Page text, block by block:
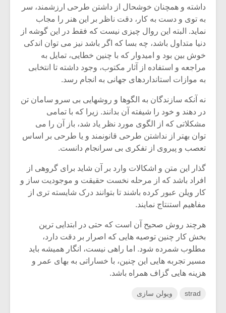
داشته و همچنان خوشحال از داشتن طرحی ارزشمند، سر
به توی و دست به کار، دقت ناظر بر این هنر را مجاب
نماید. البته این روال چیزی نیست که فقط در این گوشه از
دنیا متداول باشد، چه بسا که اگر باشد نیز می توان اندکی
خوش بین بود و امیدوار که با چنین خطایی، تمایل به
مراجعه و استفاده از آثار مکتوب، وجود داشته تا انتخابی
به موازات استانداردهای جهانی به انجام رسد.
نه آنکه سازندگان به الگوها و روشهایی بی سرو سامان تن
در دهند و خود را شیفته آن بدانند. زیرا که با تمامی
مشکلاتی که از الگوی مورد نظر یاد شد، باز آن را می
توان بهتر از نداشتن طرحی قانونمند و یا طرحی بر اساس
تعصب و پیروی از تفکری بی سرانجام دانست.
گذار این متن و اشکالات وارد بر آن شاید برای گروهی از
افراد باشد که از مرحله نخست حقیقت و موجودیت ساز و
کار ویلن عبور کرده باشند تا بتوانند درک شایسته تری از
مفاهیم استنتاج نمایند.
هرچند روش صحیح آن است که حتی در ابتدایی ترین
بخش کار چنین توصیه هایی که اصرار بر دقت دارد،
مطلوب شمرده شود. اما راهی نیست، انگار همیشه باید
مسیر تجربه هایی این چنین، با خساراتی به بهای عمر و
هزینه هایی گزاف همراه باشد.
strad ویولن سازی
اگر نمی توانی
مشهورترین باشی،
بدنام ترین باش
سکانسی